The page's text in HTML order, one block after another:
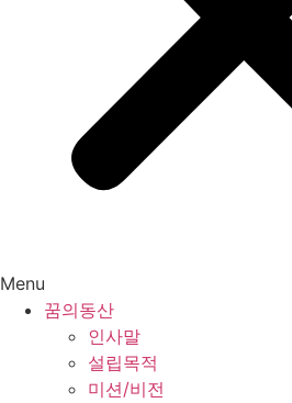
Menu
꿈의동산
인사말
설립목적
미션/비전